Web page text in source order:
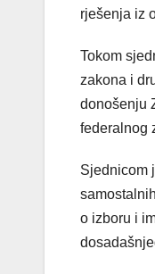
rješenja iz
Tokom
zakona i
donošenju
federalnog
Sjednicom
o izboru i